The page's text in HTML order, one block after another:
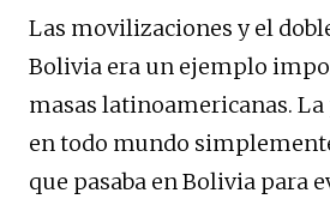
Las movilizaciones y el
Bolivia era un ejemplo
masas latinoamericanas.
en todo mundo
que pasaba en Bolivia para